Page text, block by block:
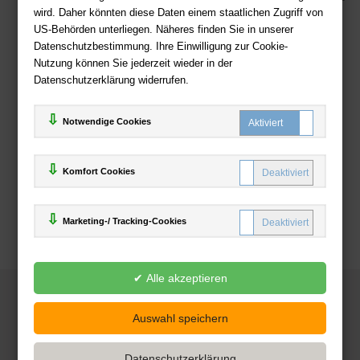
wird. Daher könnten diese Daten einem staatlichen Zugriff von
US-Behörden unterliegen. Näheres finden Sie in unserer
Datenschutzbestimmung. Ihre Einwilligung zur Cookie-
Nutzung können Sie jederzeit wieder in der
Datenschutzerklärung widerrufen.
Notwendige Cookies
Komfort Cookies
Marketing-/ Tracking-Cookies
Zahlweisen
Deutsche-Buchhandlung.de
www.deutsche-buchhandlung.de ist ein Angebot der
Powered by Inooga